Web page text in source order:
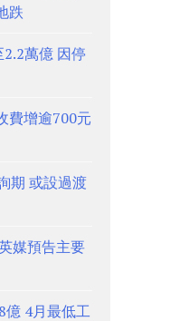
跌
萬億 因停
費增逾700元
期 或設過渡
媒預告主要
億 4月最低工